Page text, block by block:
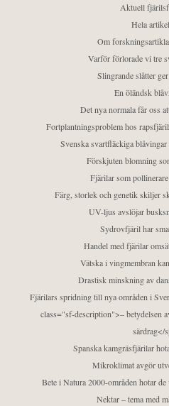
Aktuell
Hela
Om
Varför förlorade vi tre
Slingrande slåtter
En öländsk
Det nya normala får oss
Fortplantningsproblem hos
Svenska svartfläckiga
Förskjuten blomning
Fjärilar som
Färg, storlek och genetik skiljer
UV-ljus avslöjar
Sydrovfjäril har
Handel med fjärilar
Vätska i vingmembran
Drastisk minskning av
Fjärilars spridning till nya områden i
class="sf-description">– betydelsen
särdrag</
Spanska kamgräsfjärilar
Mikroklimat avgör
Bete i Natura 2000-områden hotar
Nektar – tema med